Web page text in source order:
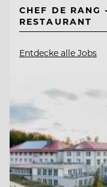
CHEF DE RANG
RESTAURANT
Entdecke alle Jobs